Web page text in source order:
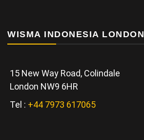
WISMA INDONESIA LONDON
15 New Way Road, Colindale
London NW9 6HR
Tel : +44 7973 617065